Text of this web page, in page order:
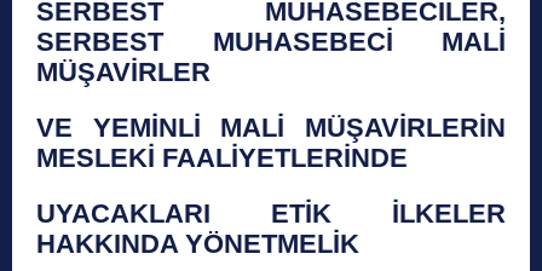
SERBEST MUHASEBECİLER,
SERBEST MUHASEBECİ MALİ
MÜŞAVİRLER
VE YEMİNLİ MALİ MÜŞAVİRLERİN
MESLEKİ FAALİYETLERİNDE
UYACAKLARI ETİK İLKELER
HAKKINDA YÖNETMELİK